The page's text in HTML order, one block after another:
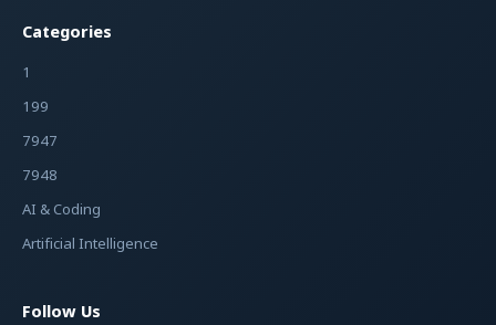
Categories
1
199
7947
7948
AI & Coding
Artificial Intelligence
Follow Us